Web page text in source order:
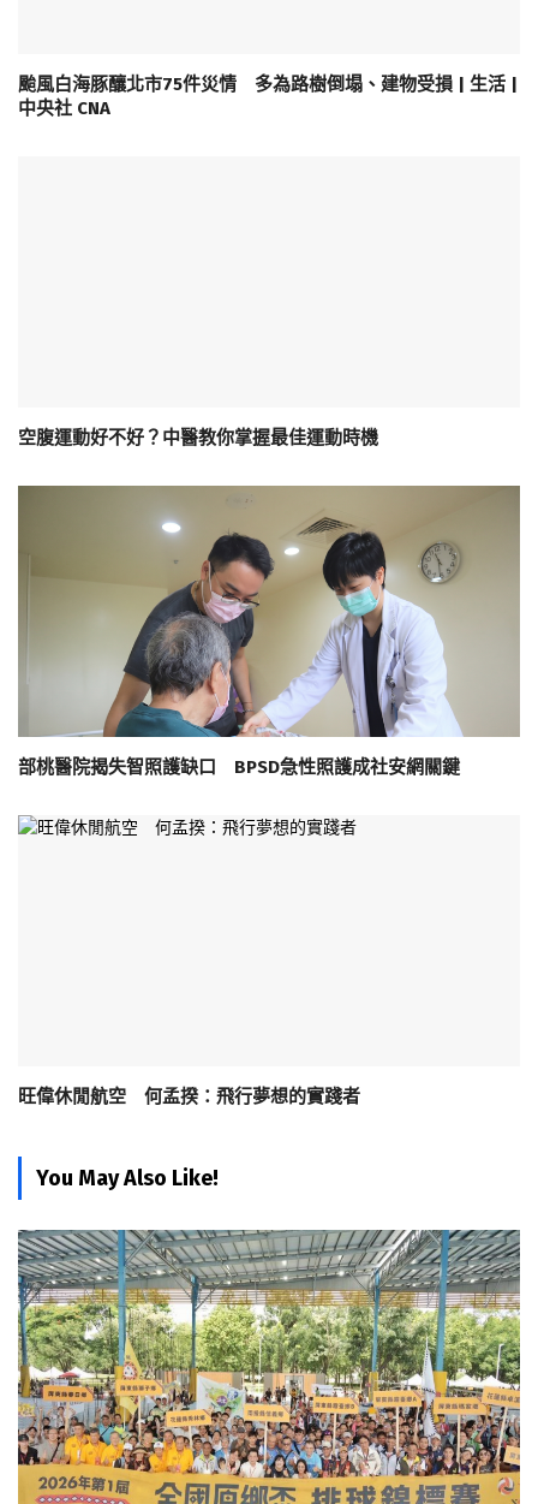
颱風白海豚釀北市75件災情 多為路樹倒塌、建物受損 | 生活 |
中央社 CNA
空腹運動好不好？中醫教你掌握最佳運動時機
部桃醫院揭失智照護缺口 BPSD急性照護成社安網關鍵
旺偉休閒航空 何孟揆：飛行夢想的實踐者
You May Also Like!